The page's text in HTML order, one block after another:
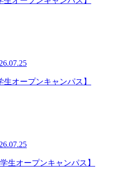
生オープンキャンパス】
生オープンキャンパス】